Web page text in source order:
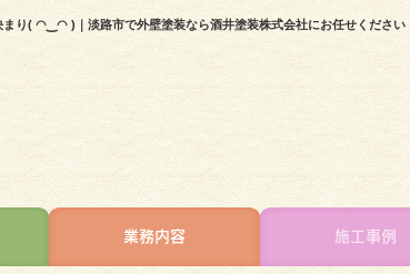
り( ◠‿◠ )｜淡路市で外壁塗装なら酒井塗装株式会社にお任せください
業務内容 施工事例